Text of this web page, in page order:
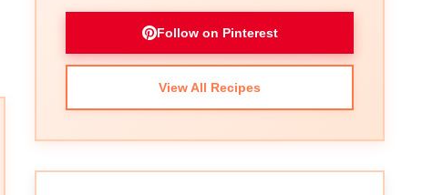
Follow on Pinterest
View All Recipes